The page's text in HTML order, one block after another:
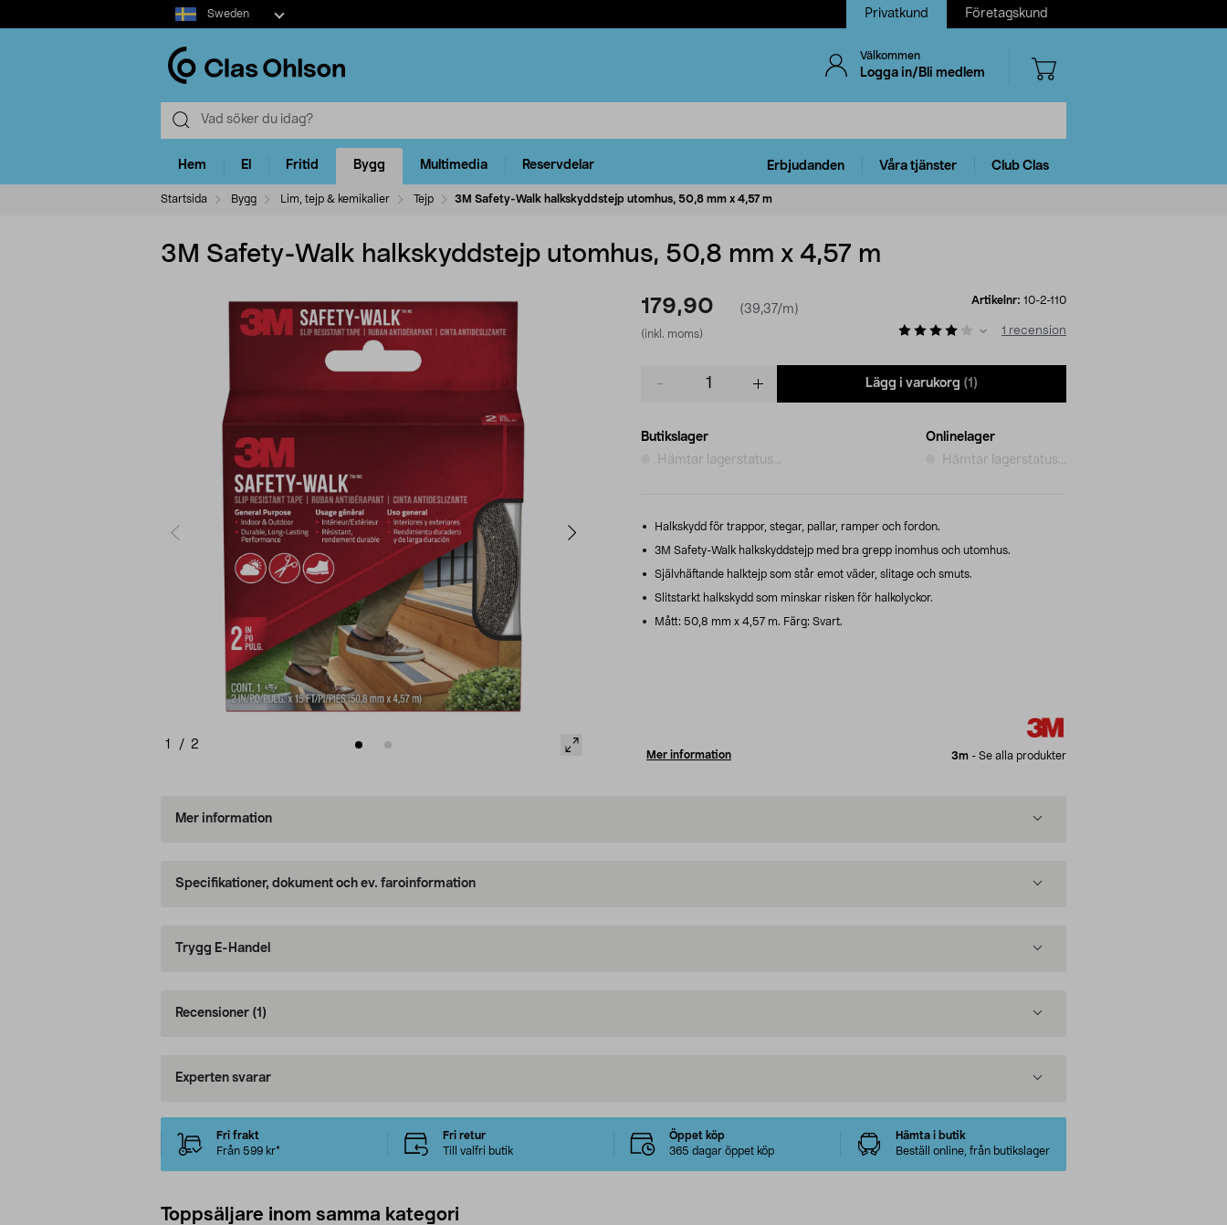
Select
market
Sweden Privatkund Företagskund
Välkommen
Logga in/Bli medlem
Hem El Fritid Bygg Multimedia Reservdelar Erbjudanden Våra tjänster Club Clas
Startsida Bygg Lim, tejp & kemikalier Tejp 3M Safety-Walk halkskyddstejp utomhus, 50,8 mm x 4,57 m
3M Safety-Walk halkskyddstejp utomhus, 50,8 mm x 4,57 m
1 / 2
179,90 (39,37/m)
(inkl. moms)
Artikelnr: 10-2-110
1 recension
Lägg i varukorg (1)
Butikslager
Hämtar lagerstatus...
Onlinelager
Hämtar lagerstatus...
Halkskydd för trappor, stegar, pallar, ramper och fordon.
3M Safety-Walk halkskyddstejp med bra grepp inomhus och utomhus.
Självhäftande halktejp som står emot väder, slitage och smuts.
Slitstarkt halkskydd som minskar risken för halkolyckor.
Mått: 50,8 mm x 4,57 m. Färg: Svart.
Mer information 3m - Se alla produkter
Mer information
Specifikationer, dokument och ev. faroinformation
Trygg E-Handel
Recensioner (1)
Experten svarar
Fri frakt
Från 599 kr*
Fri retur
Till valfri butik
Öppet köp
365 dagar öppet köp
Hämta i butik
Beställ online, från butikslager
Toppsäljare inom samma kategori